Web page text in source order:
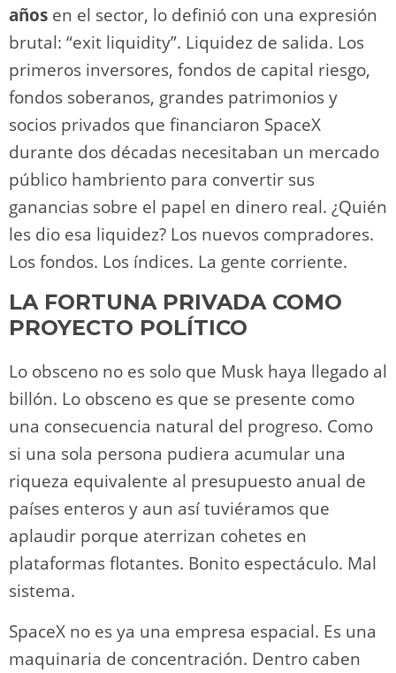
años en el sector, lo definió con una expresión
brutal: “exit liquidity”. Liquidez de salida. Los
primeros inversores, fondos de capital riesgo,
fondos soberanos, grandes patrimonios y
socios privados que financiaron SpaceX
durante dos décadas necesitaban un mercado
público hambriento para convertir sus
ganancias sobre el papel en dinero real. ¿Quién
les dio esa liquidez? Los nuevos compradores.
Los fondos. Los índices. La gente corriente.
LA FORTUNA PRIVADA COMO
PROYECTO POLÍTICO
Lo obsceno no es solo que Musk haya llegado al
billón. Lo obsceno es que se presente como
una consecuencia natural del progreso. Como
si una sola persona pudiera acumular una
riqueza equivalente al presupuesto anual de
países enteros y aun así tuviéramos que
aplaudir porque aterrizan cohetes en
plataformas flotantes. Bonito espectáculo. Mal
sistema.
SpaceX no es ya una empresa espacial. Es una
maquinaria de concentración. Dentro caben